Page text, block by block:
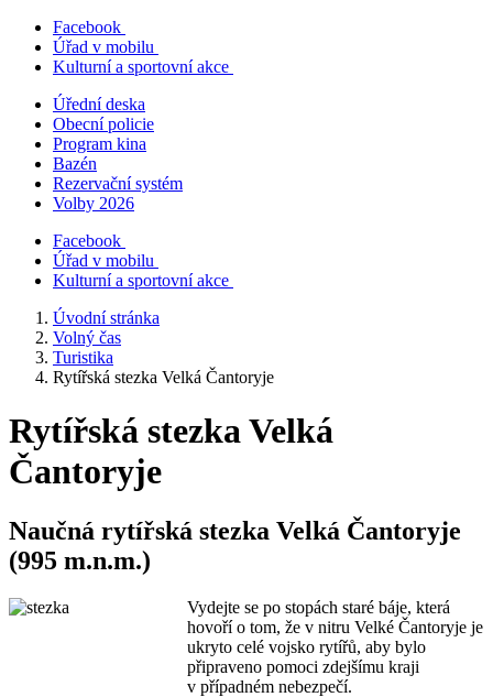
Facebook
Úřad v mobilu
Kulturní a sportovní akce
Úřední deska
Obecní policie
Program kina
Bazén
Rezervační systém
Volby 2026
Facebook
Úřad v mobilu
Kulturní a sportovní akce
Úvodní stránka
Volný čas
Turistika
Rytířská stezka Velká Čantoryje
Rytířská stezka Velká
Čantoryje
Naučná rytířská stezka Velká Čantoryje
(995 m.n.m.)
Vydejte se po stopách staré báje, která
hovoří o tom, že v nitru Velké Čantoryje je
ukryto celé vojsko rytířů, aby bylo
připraveno pomoci zdejšímu kraji
v případném nebezpečí.